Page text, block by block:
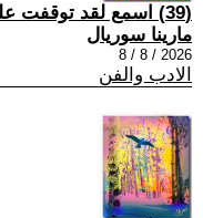
(39) اسمع لقد توقفت على ان تمطر 2
مارينا سوريال
2026 / 8 / 8
الادب والفن